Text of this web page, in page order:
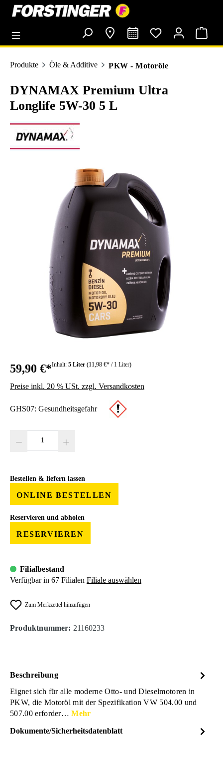
springen
Produkte Öle & Additive PKW - Motoröle
DYNAMAX Premium Ultra
Longlife 5W-30 5 L
Bildergalerie überspringen
59,90 €*Inhalt: 5 Liter (11,98 €* / 1 Liter)
Preise inkl. 20 % USt. zzgl. Versandkosten
GHS07: Gesundheitsgefahr
Bestellen & liefern lassen
ONLINE BESTELLEN
Reservieren und abholen
RESERVIEREN
Filialbestand
Verfügbar in 67 Filialen Filiale auswählen
Zum Merkzettel hinzufügen
Produktnummer: 21160233
Beschreibung
Eignet sich für alle moderne Otto- und Dieselmotoren in
PKW, die Motoröl mit der Spezifikation VW 504.00 und
507.00 erforder…Mehr
Dokumente/Sicherheitsdatenblatt